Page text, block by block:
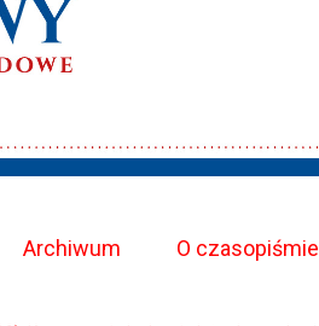
Archiwum O czasopiśmie